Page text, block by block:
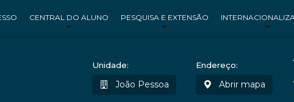
CENTRAL DO ALUNO PESQUISA E EXTENSÃO
Unidade:
João Pessoa
Endereço:
Abrir mapa